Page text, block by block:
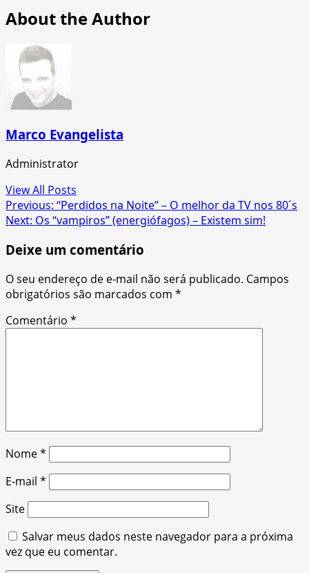
About the Author
Marco Evangelista
Administrator
View All Posts
Post
navigation
Previous: “Perdidos na Noite” – O melhor da TV nos 80´s
Next: Os “vampiros” (energiófagos) – Existem sim!
Deixe um comentário
O seu endereço de e-mail não será publicado. Campos
obrigatórios são marcados com *
Comentário *
Nome*
E-mail *
Site
Salvar meus dados neste navegador para a próxima
vez que eu comentar.